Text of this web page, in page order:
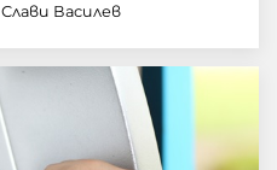
Слави Василев